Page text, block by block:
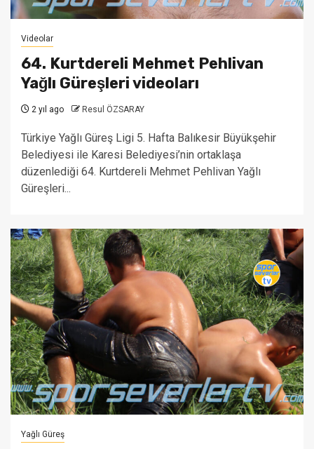
Videolar
64. Kurtdereli Mehmet Pehlivan
Yağlı Güreşleri videoları
2 yıl ago Resul ÖZSARAY
Türkiye Yağlı Güreş Ligi 5. Hafta Balıkesir Büyükşehir
Belediyesi ile Karesi Belediyesi’nin ortaklaşa
düzenlediği 64. Kurtdereli Mehmet Pehlivan Yağlı
Güreşleri...
Yağlı Güreş